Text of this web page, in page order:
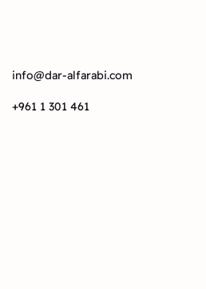
info@dar-alfarabi.com
+961 1 301 461